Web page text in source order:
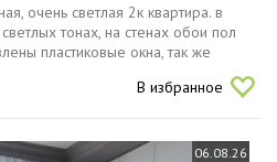
очень светлая 2к квартира. в
тонах, на стенах обои пол
пластиковые окна, так же
квартиры включает в себя две...
В избранное
06.08.26